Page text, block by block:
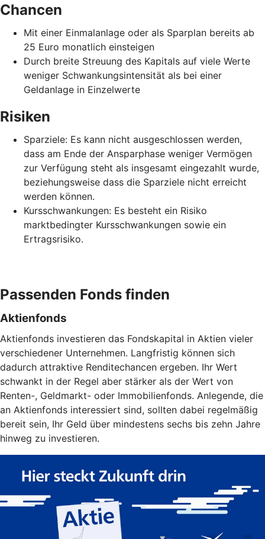
Chancen
Mit einer Einmalanlage oder als Sparplan bereits ab
25 Euro monatlich einsteigen
Durch breite Streuung des Kapitals auf viele Werte
weniger Schwankungsintensität als bei einer
Geldanlage in Einzelwerte
Risiken
Sparziele: Es kann nicht ausgeschlossen werden,
dass am Ende der Ansparphase weniger Vermögen
zur Verfügung steht als insgesamt eingezahlt wurde,
beziehungsweise dass die Sparziele nicht erreicht
werden können.
Kursschwankungen: Es besteht ein Risiko
marktbedingter Kursschwankungen sowie ein
Ertragsrisiko.
Passenden Fonds finden
Aktienfonds
Aktienfonds investieren das Fondskapital in Aktien vieler
verschiedener Unternehmen. Langfristig können sich
dadurch attraktive Renditechancen ergeben. Ihr Wert
schwankt in der Regel aber stärker als der Wert von
Renten-, Geldmarkt- oder Immobilienfonds. Anlegende, die
an Aktienfonds interessiert sind, sollten dabei regelmäßig
bereit sein, Ihr Geld über mindestens sechs bis zehn Jahre
hinweg zu investieren.